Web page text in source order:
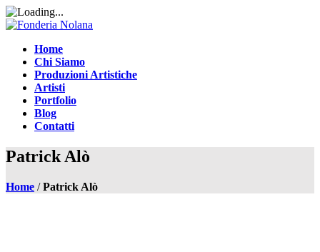
Home
Chi Siamo
Produzioni Artistiche
Artisti
Portfolio
Blog
Contatti
Patrick Alò
Home /Patrick Alò